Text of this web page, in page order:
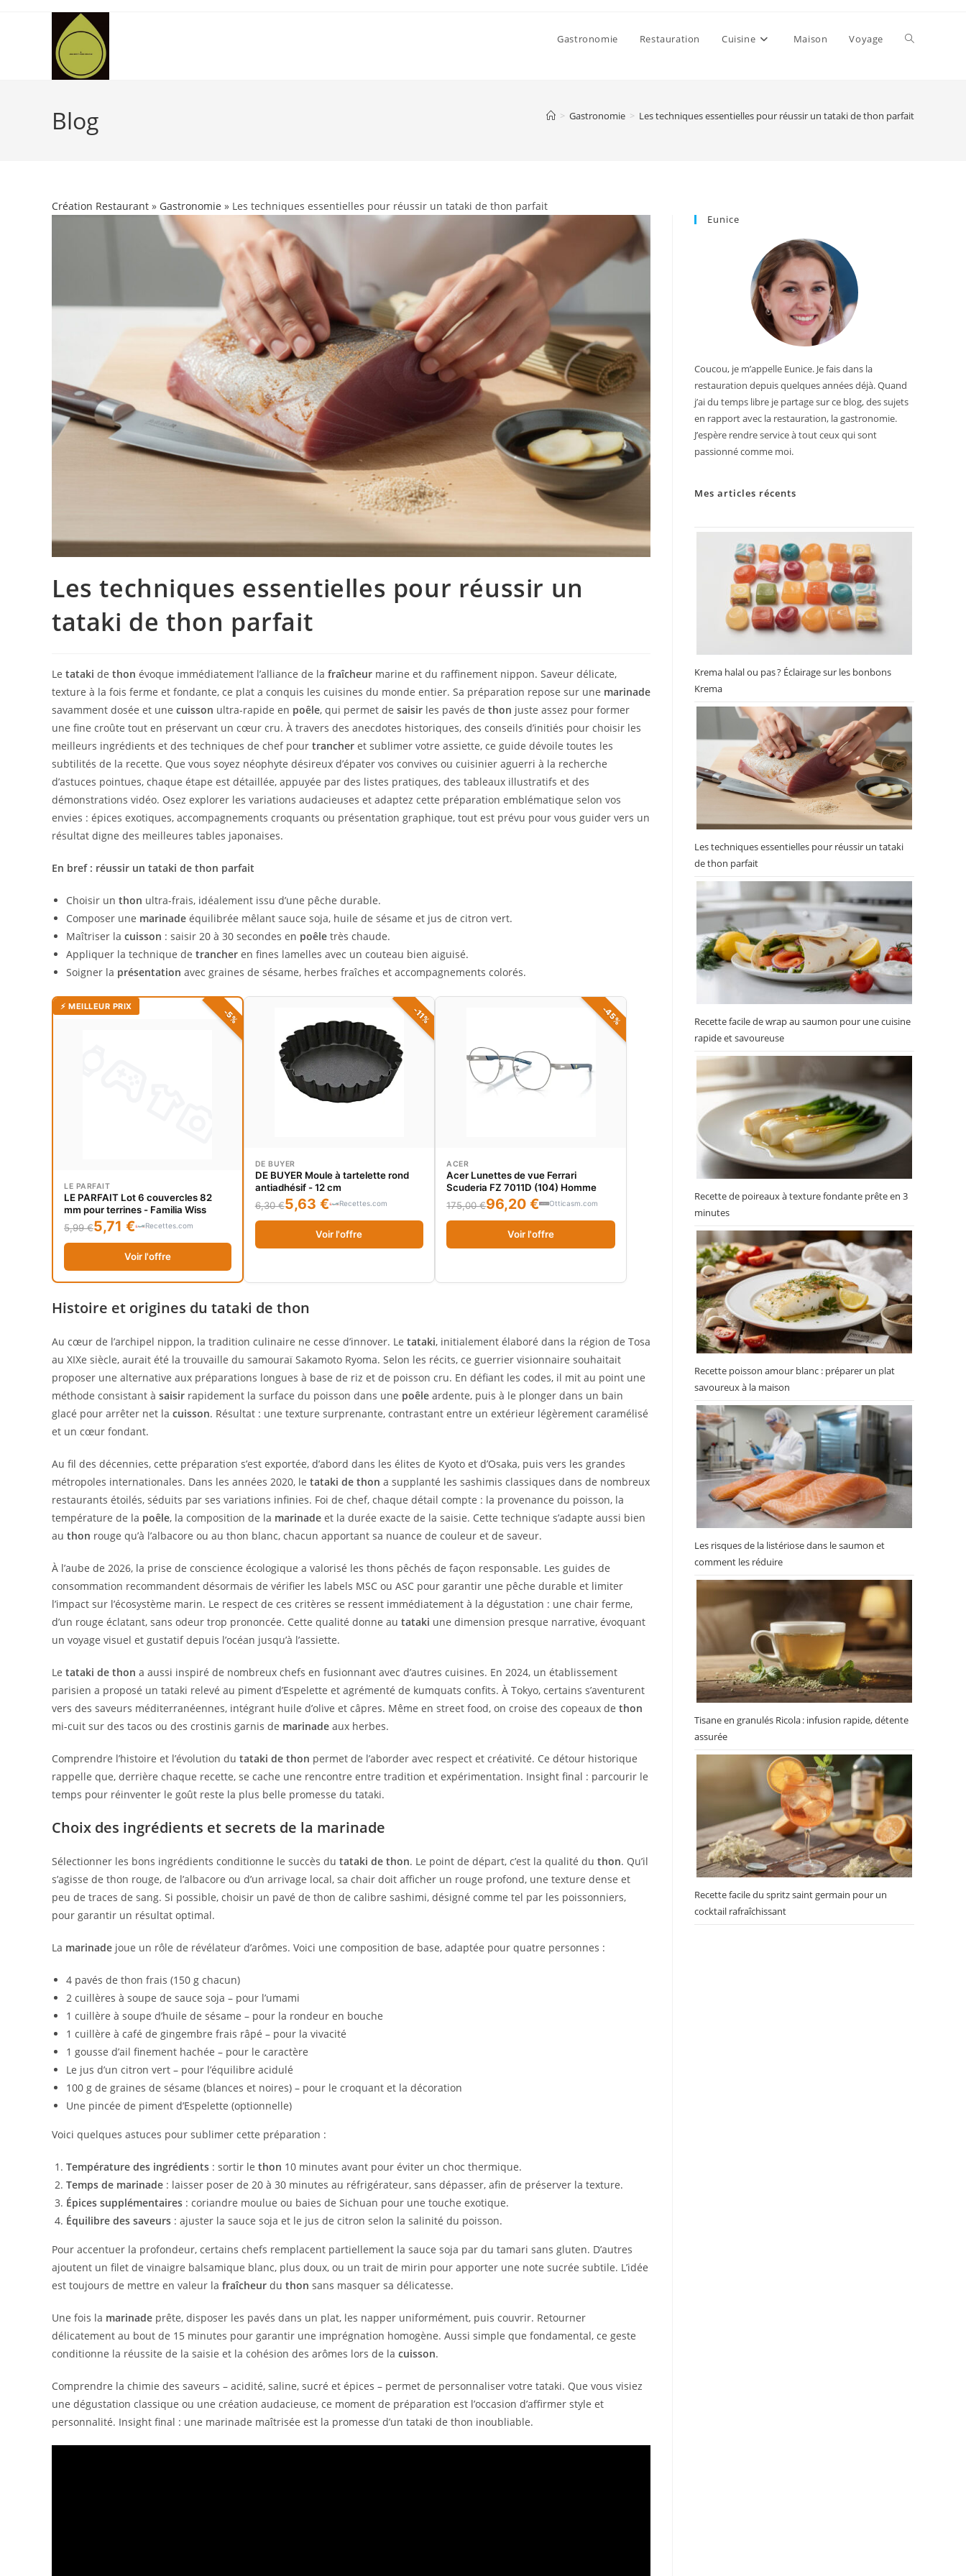
Gastronomie Restauration Cuisine Maison Voyage Toggle
Blog > Gastronomie > Les techniques essentielles pour réussir un tataki de thon parfait
Création Restaurant » Gastronomie » Les techniques essentielles pour réussir un tataki de thon parfait
Les techniques essentielles pour réussir un
tataki de thon parfait
Le tataki de thon évoque immédiatement l’alliance de la fraîcheur marine et du raffinement nippon. Saveur délicate,
texture à la fois ferme et fondante, ce plat a conquis les cuisines du monde entier. Sa préparation repose sur une marinade
savamment dosée et une cuisson ultra-rapide en poêle, qui permet de saisir les pavés de thon juste assez pour former
une fine croûte tout en préservant un cœur cru. À travers des anecdotes historiques, des conseils d’initiés pour choisir les
meilleurs ingrédients et des techniques de chef pour trancher et sublimer votre assiette, ce guide dévoile toutes les
subtilités de la recette. Que vous soyez néophyte désireux d’épater vos convives ou cuisinier aguerri à la recherche
d’astuces pointues, chaque étape est détaillée, appuyée par des listes pratiques, des tableaux illustratifs et des
démonstrations vidéo. Osez explorer les variations audacieuses et adaptez cette préparation emblématique selon vos
envies : épices exotiques, accompagnements croquants ou présentation graphique, tout est prévu pour vous guider vers un
résultat digne des meilleures tables japonaises.
En bref : réussir un tataki de thon parfait
Choisir un thon ultra-frais, idéalement issu d’une pêche durable.
Composer une marinade équilibrée mêlant sauce soja, huile de sésame et jus de citron vert.
Maîtriser la cuisson : saisir 20 à 30 secondes en poêle très chaude.
Appliquer la technique de trancher en fines lamelles avec un couteau bien aiguisé.
Soigner la présentation avec graines de sésame, herbes fraîches et accompagnements colorés.
-5%
⚡ MEILLEUR PRIX
LE PARFAIT
LE PARFAIT Lot 6 couvercles 82
mm pour terrines - Familia Wiss
5,99 €5,71 € Recettes.com
Voir l'offre
-11%
DE BUYER
DE BUYER Moule à tartelette rond
antiadhésif - 12 cm
6,30 €5,63 € Recettes.com
Voir l'offre
-45%
ACER
Acer Lunettes de vue Ferrari
Scuderia FZ 7011D (104) Homme
175,00 €96,20 € Otticasm.com
Voir l'offre
Histoire et origines du tataki de thon
Au cœur de l’archipel nippon, la tradition culinaire ne cesse d’innover. Le tataki, initialement élaboré dans la région de Tosa
au XIXe siècle, aurait été la trouvaille du samouraï Sakamoto Ryoma. Selon les récits, ce guerrier visionnaire souhaitait
proposer une alternative aux préparations longues à base de riz et de poisson cru. En défiant les codes, il mit au point une
méthode consistant à saisir rapidement la surface du poisson dans une poêle ardente, puis à le plonger dans un bain
glacé pour arrêter net la cuisson. Résultat : une texture surprenante, contrastant entre un extérieur légèrement caramélisé
et un cœur fondant.
Au fil des décennies, cette préparation s’est exportée, d’abord dans les élites de Kyoto et d’Osaka, puis vers les grandes
métropoles internationales. Dans les années 2020, le tataki de thon a supplanté les sashimis classiques dans de nombreux
restaurants étoilés, séduits par ses variations infinies. Foi de chef, chaque détail compte : la provenance du poisson, la
température de la poêle, la composition de la marinade et la durée exacte de la saisie. Cette technique s’adapte aussi bien
au thon rouge qu’à l’albacore ou au thon blanc, chacun apportant sa nuance de couleur et de saveur.
À l’aube de 2026, la prise de conscience écologique a valorisé les thons pêchés de façon responsable. Les guides de
consommation recommandent désormais de vérifier les labels MSC ou ASC pour garantir une pêche durable et limiter
l’impact sur l’écosystème marin. Le respect de ces critères se ressent immédiatement à la dégustation : une chair ferme,
d’un rouge éclatant, sans odeur trop prononcée. Cette qualité donne au tataki une dimension presque narrative, évoquant
un voyage visuel et gustatif depuis l’océan jusqu’à l’assiette.
Le tataki de thon a aussi inspiré de nombreux chefs en fusionnant avec d’autres cuisines. En 2024, un établissement
parisien a proposé un tataki relevé au piment d’Espelette et agrémenté de kumquats confits. À Tokyo, certains s’aventurent
vers des saveurs méditerranéennes, intégrant huile d’olive et câpres. Même en street food, on croise des copeaux de thon
mi-cuit sur des tacos ou des crostinis garnis de marinade aux herbes.
Comprendre l’histoire et l’évolution du tataki de thon permet de l’aborder avec respect et créativité. Ce détour historique
rappelle que, derrière chaque recette, se cache une rencontre entre tradition et expérimentation. Insight final : parcourir le
temps pour réinventer le goût reste la plus belle promesse du tataki.
Choix des ingrédients et secrets de la marinade
Sélectionner les bons ingrédients conditionne le succès du tataki de thon. Le point de départ, c’est la qualité du thon. Qu’il
s’agisse de thon rouge, de l’albacore ou d’un arrivage local, sa chair doit afficher un rouge profond, une texture dense et
peu de traces de sang. Si possible, choisir un pavé de thon de calibre sashimi, désigné comme tel par les poissonniers,
pour garantir un résultat optimal.
La marinade joue un rôle de révélateur d’arômes. Voici une composition de base, adaptée pour quatre personnes :
4 pavés de thon frais (150 g chacun)
2 cuillères à soupe de sauce soja – pour l’umami
1 cuillère à soupe d’huile de sésame – pour la rondeur en bouche
1 cuillère à café de gingembre frais râpé – pour la vivacité
1 gousse d’ail finement hachée – pour le caractère
Le jus d’un citron vert – pour l’équilibre acidulé
100 g de graines de sésame (blances et noires) – pour le croquant et la décoration
Une pincée de piment d’Espelette (optionnelle)
Voici quelques astuces pour sublimer cette préparation :
Température des ingrédients : sortir le thon 10 minutes avant pour éviter un choc thermique.
Temps de marinade : laisser poser de 20 à 30 minutes au réfrigérateur, sans dépasser, afin de préserver la texture.
Épices supplémentaires : coriandre moulue ou baies de Sichuan pour une touche exotique.
Équilibre des saveurs : ajuster la sauce soja et le jus de citron selon la salinité du poisson.
Pour accentuer la profondeur, certains chefs remplacent partiellement la sauce soja par du tamari sans gluten. D’autres
ajoutent un filet de vinaigre balsamique blanc, plus doux, ou un trait de mirin pour apporter une note sucrée subtile. L’idée
est toujours de mettre en valeur la fraîcheur du thon sans masquer sa délicatesse.
Une fois la marinade prête, disposer les pavés dans un plat, les napper uniformément, puis couvrir. Retourner
délicatement au bout de 15 minutes pour garantir une imprégnation homogène. Aussi simple que fondamental, ce geste
conditionne la réussite de la saisie et la cohésion des arômes lors de la cuisson.
Comprendre la chimie des saveurs – acidité, saline, sucré et épices – permet de personnaliser votre tataki. Que vous visiez
une dégustation classique ou une création audacieuse, ce moment de préparation est l’occasion d’affirmer style et
personnalité. Insight final : une marinade maîtrisée est la promesse d’un tataki de thon inoubliable.
Eunice
Coucou, je m’appelle Eunice. Je fais dans la
restauration depuis quelques années déjà. Quand
j’ai du temps libre je partage sur ce blog, des sujets
en rapport avec la restauration, la gastronomie.
J’espère rendre service à tout ceux qui sont
passionné comme moi.
Mes articles récents
Krema halal ou pas ? Éclairage sur les bonbons
Krema
Les techniques essentielles pour réussir un tataki
de thon parfait
Recette facile de wrap au saumon pour une cuisine
rapide et savoureuse
Recette de poireaux à texture fondante prête en 3
minutes
Recette poisson amour blanc : préparer un plat
savoureux à la maison
Les risques de la listériose dans le saumon et
comment les réduire
Tisane en granulés Ricola : infusion rapide, détente
assurée
Recette facile du spritz saint germain pour un
cocktail rafraîchissant